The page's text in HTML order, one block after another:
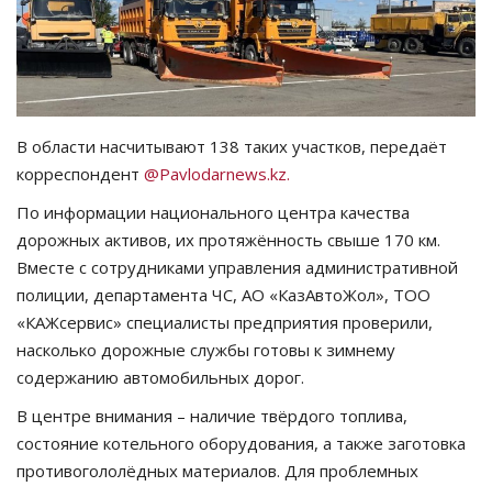
СПОРТ
Чек-лист
РАЗВЛЕЧЕНИЯ
Курултай
Язык
Қазақша Русский
В области насчитывают 138 таких участков, передаёт
корреспондент @Pavlodarnews.kz.
По информации национального центра качества
дорожных активов, их протяжённость свыше 170 км.
Вместе с сотрудниками управления административной
полиции, департамента ЧС, АО «КазАвтоЖол», ТОО
«КАЖсервис» специалисты предприятия проверили,
насколько дорожные службы готовы к зимнему
содержанию автомобильных дорог.
В центре внимания – наличие твёрдого топлива,
состояние котельного оборудования, а также заготовка
противогололёдных материалов. Для проблемных